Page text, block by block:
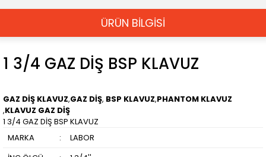
ÜRÜN BİLGİSİ
1 3/4 GAZ DİŞ BSP KLAVUZ
GAZ DİŞ KLAVUZ,GAZ DİŞ, BSP KLAVUZ,PHANTOM KLAVUZ
,KLAVUZ GAZ DİŞ
1 3/4 GAZ DİŞ BSP KLAVUZ
MARKA
:
LABOR